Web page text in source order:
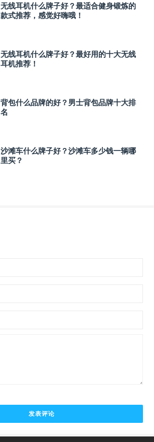
无线耳机什么牌子好？最适合健身锻炼的
款式推荐，感觉好嗨哦！
无线耳机什么牌子好？最好用的十大无线
耳机推荐！
背包什么品牌的好？男士背包品牌十大排
名
沙滩车什么牌子好？沙滩车多少钱一辆哪
里买？